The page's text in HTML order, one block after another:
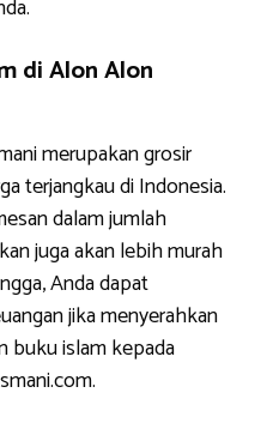
di Alon Alon
merupakan grosir
terjangkau di Indonesia.
dalam jumlah
juga akan lebih murah
Anda dapat
jika menyerahkan
buku islam kepada